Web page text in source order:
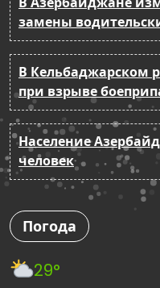
замены
В Кельбаджарском
при взрыве
Население
человек
Погода
29°